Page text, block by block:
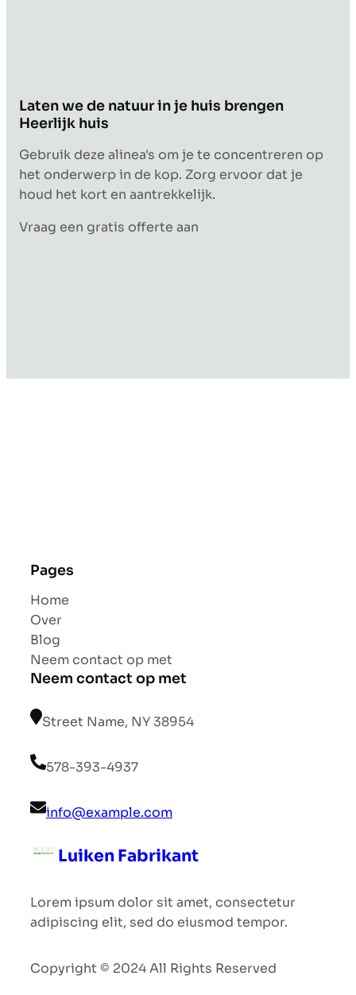
Laten we de natuur in je huis brengen
Heerlijk huis
Gebruik deze alinea's om je te concentreren op
het onderwerp in de kop. Zorg ervoor dat je
houd het kort en aantrekkelijk.
Vraag een gratis offerte aan
Pages
Home
Over
Blog
Neem contact op met
Neem contact op met
Street Name, NY 38954
578-393-4937
info@example.com
Luiken Fabrikant
Lorem ipsum dolor sit amet, consectetur
adipiscing elit, sed do eiusmod tempor.
Copyright © 2024 All Rights Reserved